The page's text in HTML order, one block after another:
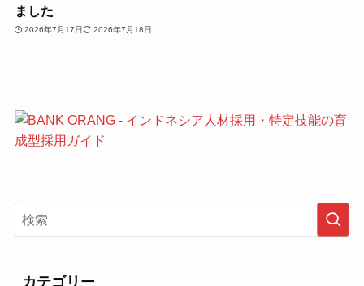
ました
2026年7月17日 2026年7月18日
カテゴリー